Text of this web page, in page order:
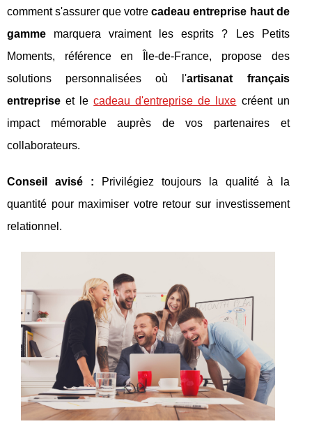
comment s'assurer que votrecadeau entreprise haut de
gamme marquera vraiment les esprits ? Les Petits
Moments, référence en Île-de-France, propose des
solutions personnalisées où l'artisanat français
entreprise et lecadeau d'entreprise de luxe créent un
impact mémorable auprès de vos partenaires et
collaborateurs.
Conseil avisé : Privilégiez toujours la qualité à la
quantité pour maximiser votre retour sur investissement
relationnel.